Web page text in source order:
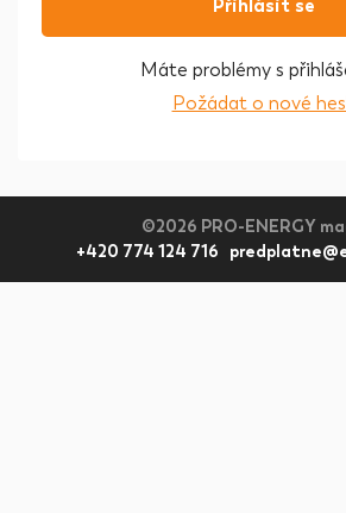
Přihlásit se
Máte problémy s
Požádat o nové
©2026 PRO-ENERGY
+420 774 124 716